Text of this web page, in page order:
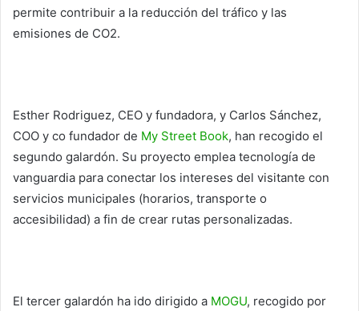
permite contribuir a la reducción del tráfico y las
emisiones de CO2.
Esther Rodriguez, CEO y fundadora, y Carlos Sánchez,
COO y co fundador de My Street Book, han recogido el
segundo galardón. Su proyecto emplea tecnología de
vanguardia para conectar los intereses del visitante con
servicios municipales (horarios, transporte o
accesibilidad) a fin de crear rutas personalizadas.
El tercer galardón ha ido dirigido a MOGU, recogido por